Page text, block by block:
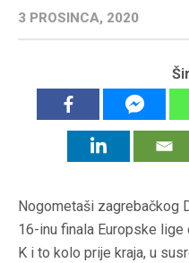
3 PROSINCA, 2020
Nogometaši zagrebačkog
16-inu finala Europske
K i to kolo prije kraja, u